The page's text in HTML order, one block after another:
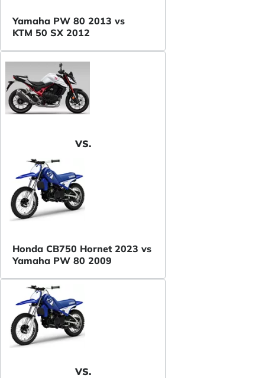
Yamaha PW 80 2013 vs
KTM 50 SX 2012
VS.
Honda CB750 Hornet 2023 vs
Yamaha PW 80 2009
VS.